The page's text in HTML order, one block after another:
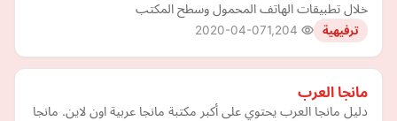
خلال تطبيقات الهاتف المحمول وسطح المكتب
ترفيهية 2020-04-07
مانجا العرب
دليل مانجا العرب يحتوي على أكبر مكتبة مانجا عربية اون لاين. مانجا